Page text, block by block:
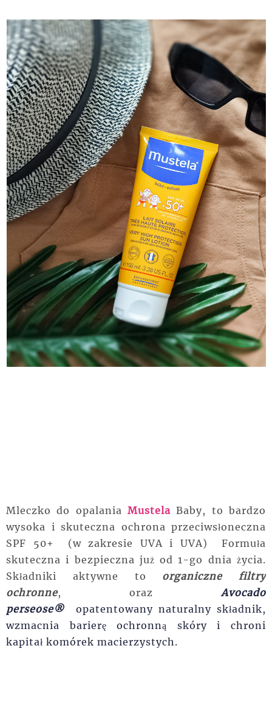
Mleczko do opalania Mustela Baby, to bardzo
wysoka i skuteczna ochrona przeciwsłoneczna
SPF 50+ (w zakresie UVA i UVA) Formuła
skuteczna i bezpieczna już od 1-go dnia życia.
Składniki aktywne to organiczne filtry
ochronne, oraz Avocado
perseose®
opatentowany naturalny składnik,
wzmacnia barierę ochronną skóry i chroni
kapitał komórek macierzystych.